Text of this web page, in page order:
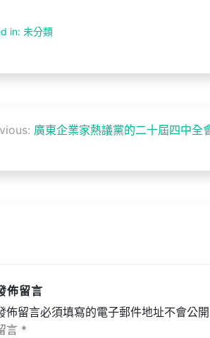
in: 未分類
廣東企業家熱議黨的二十屆四中
佈留言
佈留言必須填寫的電子郵件地址不會公
言 *